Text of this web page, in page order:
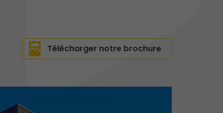
Télécharger notre brochure